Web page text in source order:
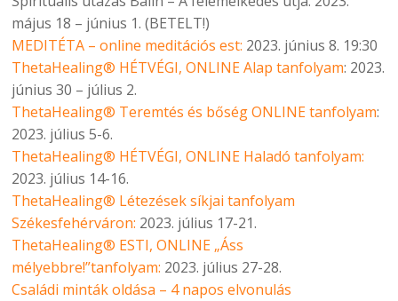
május 18 – június 1. (BETELT!)
MEDITÉTA – online meditációs est: 2023. június 8. 19:30
ThetaHealing® HÉTVÉGI, ONLINE Alap tanfolyam: 2023.
június 30 – július 2.
ThetaHealing® Teremtés és bőség ONLINE tanfolyam:
2023. július 5-6.
ThetaHealing® HÉTVÉGI, ONLINE Haladó tanfolyam:
2023. július 14-16.
ThetaHealing® Létezések síkjai tanfolyam
Székesfehérváron: 2023. július 17-21.
ThetaHealing® ESTI, ONLINE „Áss
mélyebbre!”tanfolyam: 2023. július 27-28.
Családi minták oldása – 4 napos elvonulás